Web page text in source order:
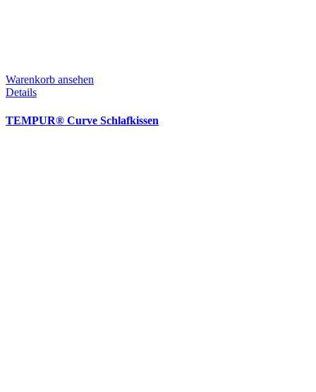
Warenkorb ansehen
Details
TEMPUR® Curve Schlafkissen